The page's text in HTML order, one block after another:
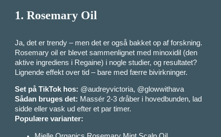
1.Rosemary Oil
Ja, det er trendy – men det er også bakket op af forskning.
Rosemary oil er blevet sammenlignet med minoxidil (den
aktive ingrediens i Regaine) i nogle studier, og resultatet?
Lignende effekt over tid – bare med færre bivirkninger.
Set på TikTok hos: @audreyvictoria, @glowwithava
Sådan bruges det: Massér 2-3 dråber i hovedbunden, lad
sidde eller vask ud efter et par timer.
Populære varianter: